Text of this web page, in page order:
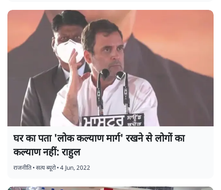
घर का पता 'लोक कल्याण मार्ग' रखने से लोगों का
कल्याण नहीं: राहुल
राजनीति•सत्य ब्यूरो•4 Jun, 2022